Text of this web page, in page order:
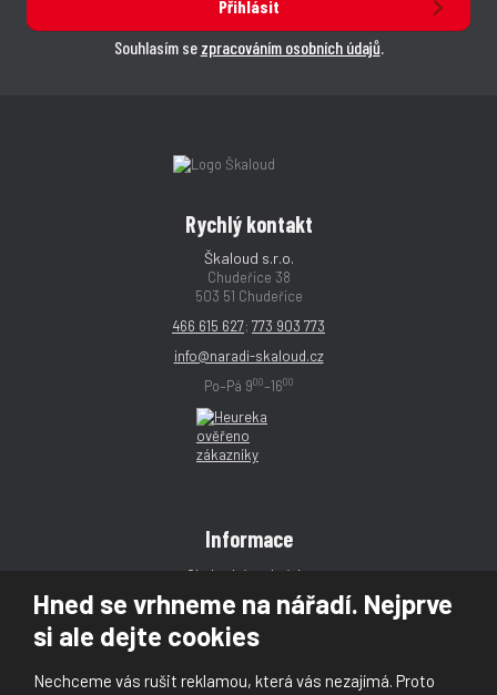
Hned se vrhneme na nářadí. Nejprve
si ale dejte cookies
Nechceme vás rušit reklamou, která vás nezajímá. Proto
Přihlásit
Souhlasím se zpracováním osobních údajů.
Rychlý kontakt
Škaloud s.r.o.
Chudeřice 38
503 51 Chudeřice
466 615 627; 773 903 773
info@naradi-skaloud.cz
Po–Pá 900–1600
Informace
Obchodní podmínky
Reklamace
Magazín